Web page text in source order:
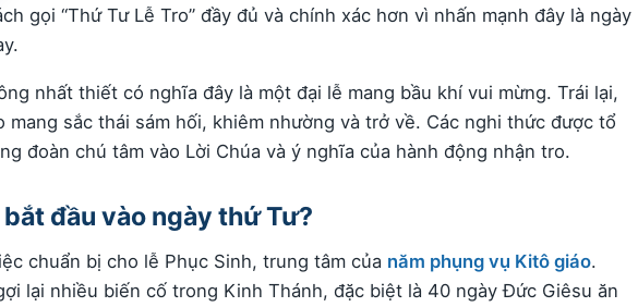
gọi “Thứ Tư Lễ Tro” đầy đủ và chính xác hơn vì nhấn mạnh đây là ngày
nhất thiết có nghĩa đây là một đại lễ mang bầu khí vui mừng. Trái lại,
mang sắc thái sám hối, khiêm nhường và trở về. Các nghi thức được tổ
đoàn chú tâm vào Lời Chúa và ý nghĩa của hành động nhận tro.
đầu vào ngày thứ Tư?
chuẩn bị cho lễ Phục Sinh, trung tâm của năm phụng vụ Kitô giáo.
lại nhiều biến cố trong Kinh Thánh, đặc biệt là 40 ngày Đức Giêsu ăn